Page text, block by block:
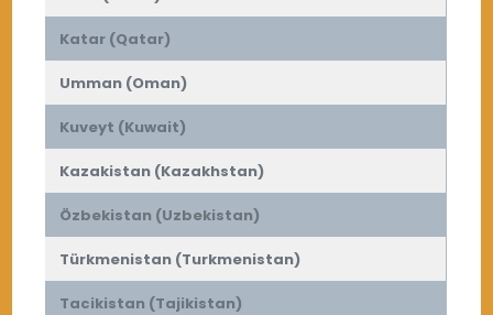
Katar (Qatar)
Umman (Oman)
Kuveyt (Kuwait)
Kazakistan (Kazakhstan)
Özbekistan (Uzbekistan)
Türkmenistan (Turkmenistan)
Tacikistan (Tajikistan)